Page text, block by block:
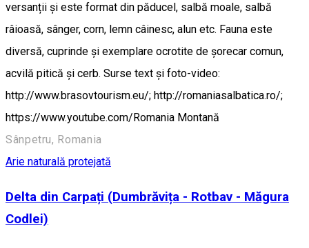
versanții și este format din păducel, salbă moale, salbă
râioasă, sânger, corn, lemn câinesc, alun etc. Fauna este
diversă, cuprinde și exemplare ocrotite de șorecar comun,
acvilă pitică și cerb. Surse text și foto-video:
http://www.brasovtourism.eu/; http://romaniasalbatica.ro/;
https://www.youtube.com/Romania Montană
Sânpetru, Romania
Arie naturală protejată
Delta din Carpați (Dumbrăvița - Rotbav - Măgura
Codlei)